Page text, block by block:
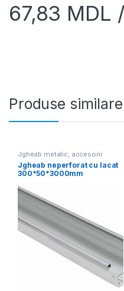
67,83 MDL
Produse similare
Jgheab metalic, accesorii
Jgheab neperforat cu lacat
300*50*3000mm